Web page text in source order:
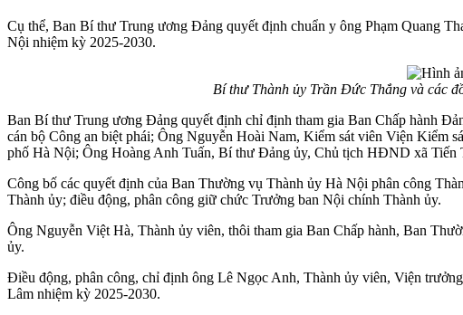
Cụ thể, Ban Bí thư Trung ương Đảng quyết định chuẩn y ông Phạm Quang
Nội nhiệm kỳ 2025-2030.
Bí thư Thành ủy Trần Đức Thắng và các
Ban Bí thư Trung ương Đảng quyết định chỉ định tham gia Ban Chấp hành
cán bộ Công an biệt phái; Ông Nguyễn Hoài Nam, Kiểm sát viên Viện Kiểm
phố Hà Nội; Ông Hoàng Anh Tuấn, Bí thư Đảng ủy, Chủ tịch HĐND xã Tiến
Công bố các quyết định của Ban Thường vụ Thành ủy Hà Nội phân công
Thành ủy; điều động, phân công giữ chức Trưởng ban Nội chính Thành ủy.
Ông Nguyễn Việt Hà, Thành ủy viên, thôi tham gia Ban Chấp hành, Ban
ủy.
Điều động, phân công, chỉ định ông Lê Ngọc Anh, Thành ủy viên, Viện
Lâm nhiệm kỳ 2025-2030.